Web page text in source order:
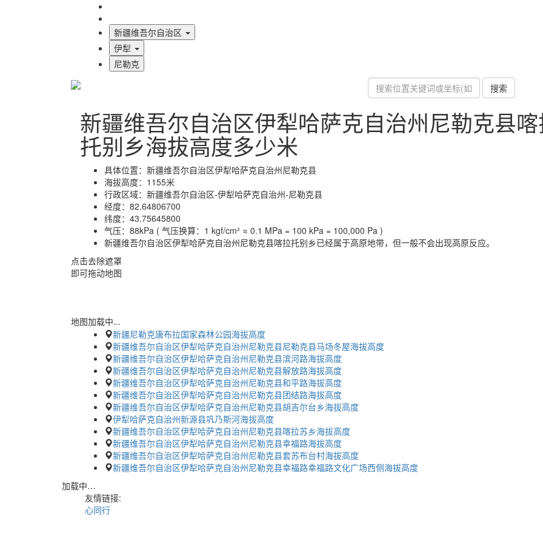
新疆维吾尔自治区
伊犁
尼勒克
搜索
新疆维吾尔自治区伊犁哈萨克自治州尼勒克县
托别乡海拔高度多少米
具体位置： 新疆维吾尔自治区伊犁哈萨克自治州尼勒克县
海拔高度： 1155米
行政区域： 新疆维吾尔自治区-伊犁哈萨克自治州-尼勒克县
经度： 82.64806700
纬度： 43.75645800
气压： 88kPa ( 气压换算：1 kgf/cm² ≈ 0.1 MPa = 100 kPa = 100,000 Pa )
新疆维吾尔自治区伊犁哈萨克自治州尼勒克县喀拉托别乡已经属于高原地带，但一般不会出现高原反应。
点击去除遮罩
即可拖动地图
地图加载中...
新疆尼勒克唐布拉国家森林公园海拔高度
新疆维吾尔自治区伊犁哈萨克自治州尼勒克县尼勒克县马场冬屋海拔高度
新疆维吾尔自治区伊犁哈萨克自治州尼勒克县滨河路海拔高度
新疆维吾尔自治区伊犁哈萨克自治州尼勒克县解放路海拔高度
新疆维吾尔自治区伊犁哈萨克自治州尼勒克县和平路海拔高度
新疆维吾尔自治区伊犁哈萨克自治州尼勒克县团结路海拔高度
新疆维吾尔自治区伊犁哈萨克自治州尼勒克县胡吉尔台乡海拔高度
伊犁哈萨克自治州新源县巩乃斯河海拔高度
新疆维吾尔自治区伊犁哈萨克自治州尼勒克县喀拉苏乡海拔高度
新疆维吾尔自治区伊犁哈萨克自治州尼勒克县幸福路海拔高度
新疆维吾尔自治区伊犁哈萨克自治州尼勒克县套苏布台村海拔高度
新疆维吾尔自治区伊犁哈萨克自治州尼勒克县幸福路幸福路文化广场西侧海拔高度
加载中…
友情链接:
心同行